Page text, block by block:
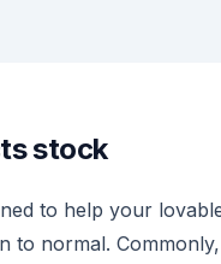
stock
to help your
to normal. Commonly,